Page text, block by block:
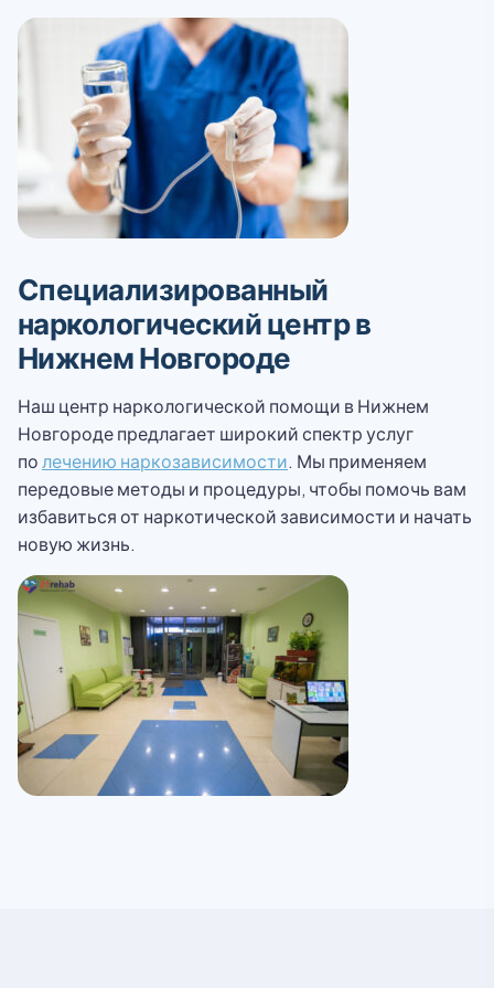
Специализированный
наркологический центр в
Нижнем Новгороде
Наш центр наркологической помощи в Нижнем
Новгороде предлагает широкий спектр услуг
по лечению наркозависимости. Мы применяем
передовые методы и процедуры, чтобы помочь вам
избавиться от наркотической зависимости и начать
новую жизнь.